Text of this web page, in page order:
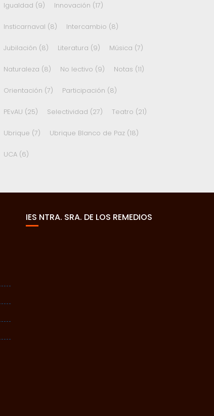
Igualdad (9) Innovación (17)
Insticarnaval (8) Intercambio (8)
Jubilación (8) Literatura (9) Música (7)
Naturaleza (8) No lectivo (9) Notas (11)
Orientación (7) Participación (8)
PEvAU (25) Selectividad (27) Teatro (21)
Ubrique (7) Ubrique Blanco de Paz(18)
UCA(6)
IES NTRA. SRA. DE LOS REMEDIOS